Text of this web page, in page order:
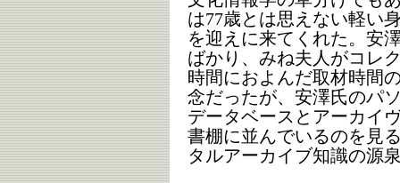
は77歳とは思えない軽い
を迎えに来てくれた。安
ばかり、みね夫人がコレ
時間におよんだ取材時間
念だったが、安澤氏のパ
データベースとアーカイ
書棚に並んでいるのを見
タルアーカイブ知識の源